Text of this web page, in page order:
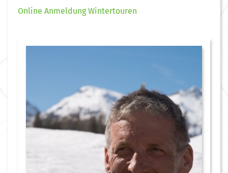
Online Anmeldung Wintertouren